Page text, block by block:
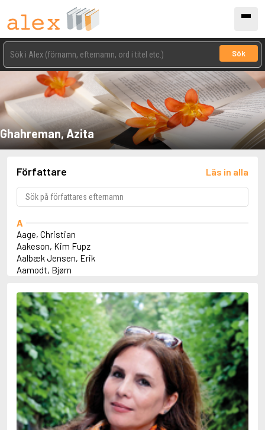
Sök
Ghahreman, Azita
Författare Läs in alla
A
Aage, Christian
Aakeson, Kim Fupz
Aalbæk Jensen, Erik
Aamodt, Bjørn
Abbey, Kieran
Abbot, Anthony
Abbott, John
Abbott, Megan
Abdel-Fattah, Randa
Abdolah, Kader
Abé, Kobo
Abedi, Isabel
Abele, Inga
Abgarjan, Narine
Abish, Walter
Aboulela, Leila